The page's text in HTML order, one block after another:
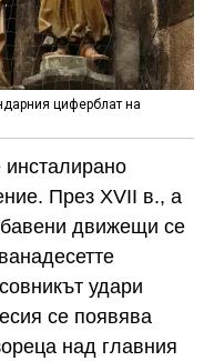
циферблат на
През XVII в., а
движещи се
удари
се появява
над главния